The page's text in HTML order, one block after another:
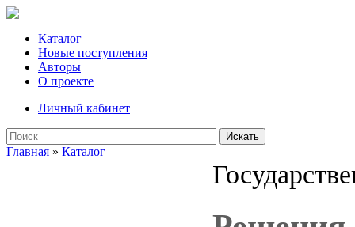
Каталог
Новые поступления
Авторы
О проекте
Личный кабинет
Искать
Главная » Каталог